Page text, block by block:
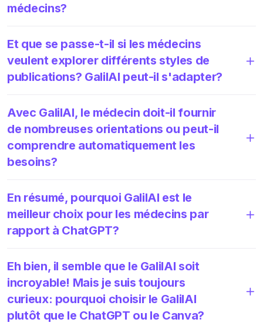
médecins?
Et que se passe-t-il si les médecins
veulent explorer différents styles de
publications? GalilAI peut-il s'adapter?
Avec GalilAI, le médecin doit-il fournir
de nombreuses orientations ou peut-il
comprendre automatiquement les
besoins?
En résumé, pourquoi GalilAI est le
meilleur choix pour les médecins par
rapport à ChatGPT?
Eh bien, il semble que le GalilAI soit
incroyable! Mais je suis toujours
curieux: pourquoi choisir le GalilAI
plutôt que le ChatGPT ou le Canva?